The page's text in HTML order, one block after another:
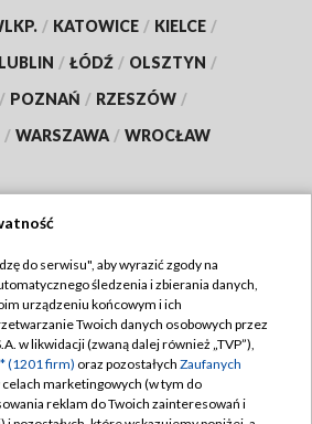
/ KATOWICE / KIELCE /
LUBLIN / ŁÓDŹ / OLSZTYN /
/ POZNAŃ / RZESZÓW /
/ WARSZAWA / WROCŁAW
TVP
TVP
Regulamin TVP
prywatności
Moje zgody
do serwisu", aby wyrazić zgody na
śledzenia i zbierania danych,
urządzeniu końcowym i ich
Twoich danych osobowych przez
w likwidacji (zwaną dalej również „TVP”),
(1201 firm) oraz pozostałych Zaufanych
celach marketingowych (w tym do
reklam do Twoich zainteresowań i